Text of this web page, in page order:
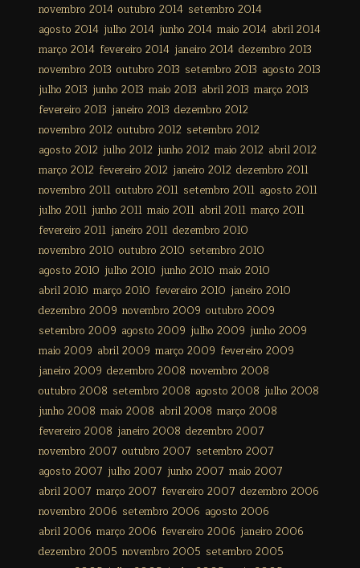
novembro 2014 outubro 2014 setembro 2014
agosto 2014 julho 2014 junho 2014 maio 2014 abril 2014
março 2014 fevereiro 2014 janeiro 2014 dezembro 2013
novembro 2013 outubro 2013 setembro 2013 agosto 2013
julho 2013 junho 2013 maio 2013 abril 2013 março 2013
fevereiro 2013 janeiro 2013 dezembro 2012
novembro 2012 outubro 2012 setembro 2012
agosto 2012 julho 2012 junho 2012 maio 2012 abril 2012
março 2012 fevereiro 2012 janeiro 2012 dezembro 2011
novembro 2011 outubro 2011 setembro 2011 agosto 2011
julho 2011 junho 2011 maio 2011 abril 2011 março 2011
fevereiro 2011 janeiro 2011 dezembro 2010
novembro 2010 outubro 2010 setembro 2010
agosto 2010 julho 2010 junho 2010 maio 2010
abril 2010 março 2010 fevereiro 2010 janeiro 2010
dezembro 2009 novembro 2009 outubro 2009
setembro 2009 agosto 2009 julho 2009 junho 2009
maio 2009 abril 2009 março 2009 fevereiro 2009
janeiro 2009 dezembro 2008 novembro 2008
outubro 2008 setembro 2008 agosto 2008 julho 2008
junho 2008 maio 2008 abril 2008 março 2008
fevereiro 2008 janeiro 2008 dezembro 2007
novembro 2007 outubro 2007 setembro 2007
agosto 2007 julho 2007 junho 2007 maio 2007
abril 2007 março 2007 fevereiro 2007 dezembro 2006
novembro 2006 setembro 2006 agosto 2006
abril 2006 março 2006 fevereiro 2006 janeiro 2006
dezembro 2005 novembro 2005 setembro 2005